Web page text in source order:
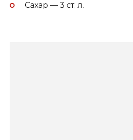
Сахар — 3 ст. л.